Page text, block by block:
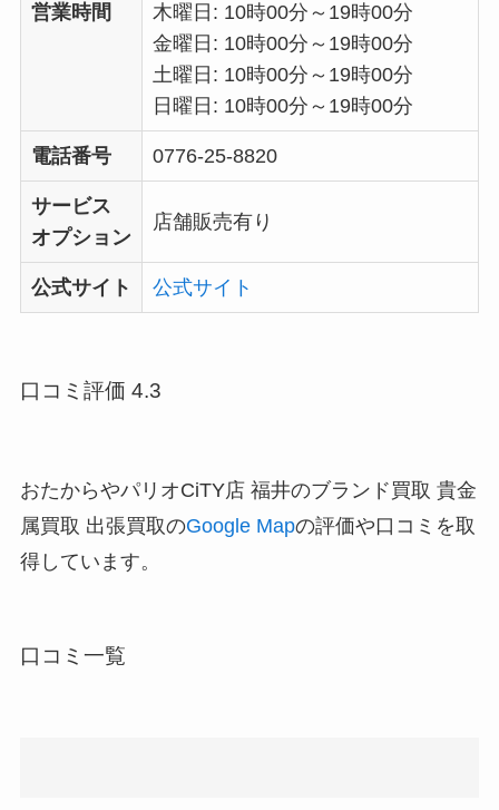
営業時間
木曜日: 10時00分～19時00分
金曜日: 10時00分～19時00分
土曜日: 10時00分～19時00分
日曜日: 10時00分～19時00分
電話番号 0776-25-8820
サービス
オプション
店舗販売有り
公式サイト 公式サイト
口コミ評価 4.3
おたからやパリオCiTY店 福井のブランド買取 貴金
属買取 出張買取のGoogle Mapの評価や口コミを取
得しています。
口コミ一覧